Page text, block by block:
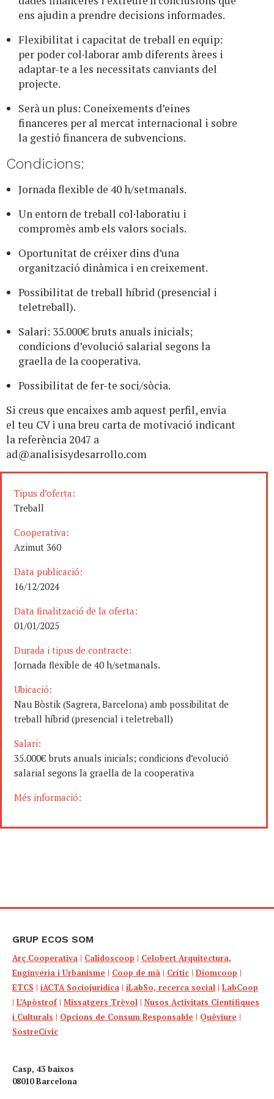
ens ajudin a prendre decisions informades.
Flexibilitat i capacitat de treball en equip:
per poder col·laborar amb diferents àrees i
adaptar-te a les necessitats canviants del
projecte.
Serà un plus: Coneixements d’eines
financeres per al mercat internacional i sobre
la gestió financera de subvencions.
Condicions:
Jornada flexible de 40 h/setmanals.
Un entorn de treball col·laboratiu i
compromès amb els valors socials.
Oportunitat de créixer dins d’una
organització dinàmica i en creixement.
Possibilitat de treball híbrid (presencial i
teletreball).
Salari: 35.000€ bruts anuals inicials;
condicions d’evolució salarial segons la
graella de la cooperativa.
Possibilitat de fer-te soci/sòcia.
Si creus que encaixes amb aquest perfil, envia
el teu CV i una breu carta de motivació indicant
la referència 2047 a
ad@analisisydesarrollo.com
Tipus d’oferta:
Treball
Cooperativa:
Azimut 360
Data publicació:
16/12/2024
Data finalització de la oferta:
01/01/2025
Durada i tipus de contracte:
Jornada flexible de 40 h/setmanals.
Ubicació:
Nau Bòstik (Sagrera, Barcelona) amb possibilitat de
treball híbrid (presencial i teletreball)
Salari:
35.000€ bruts anuals inicials; condicions d’evolució
salarial segons la graella de la cooperativa
Més informació:
GRUP ECOS SOM
Arç Cooperativa | Calidoscoop | Celobert Arquitectura,
Enginyeria i Urbanisme | Coop de mà | Crític | Diomcoop |
ETCS | iACTA Sociojuridica | iLabSo, recerca social | LabCoop
| L’Apòstrof| Missatgers Trèvol | Nusos Activitats Científiques
i Culturals | Opcions de Consum Responsable | Quèviure |
SostreCívic
Casp, 43 baixos
08010 Barcelona